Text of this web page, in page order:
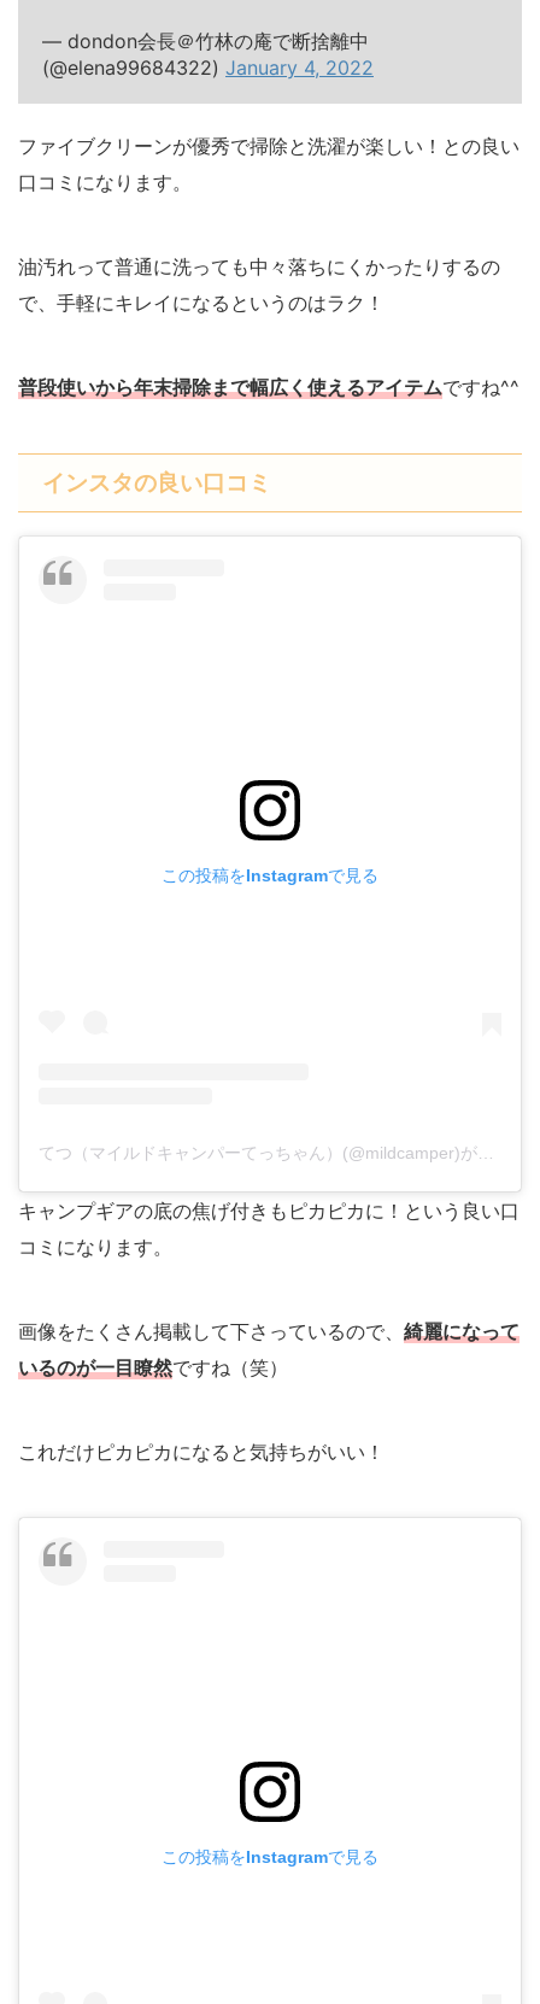
— dondon会長＠竹林の庵で断捨離中
(@elena99684322) January 4, 2022
ファイブクリーンが優秀で掃除と洗濯が楽しい！との良い
口コミになります。
油汚れって普通に洗っても中々落ちにくかったりするの
で、手軽にキレイになるというのはラク！
普段使いから年末掃除まで幅広く使えるアイテムですね^^
インスタの良い口コミ
この投稿をInstagramで見る
てつ（マイルドキャンパーてっちゃん）(@mildcamper)がシェアした投稿
キャンプギアの底の焦げ付きもピカピカに！という良い口
コミになります。
画像をたくさん掲載して下さっているので、 綺麗になって
いるのが一目瞭然ですね（笑）
これだけピカピカになると気持ちがいい！
この投稿をInstagramで見る